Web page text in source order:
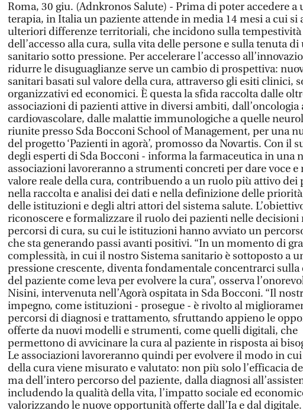
Roma, 30 giu. (Adnkronos Salute) - Prima di poter accedere a
terapia, in Italia un paziente attende in media 14 mesi a cui si
ulteriori differenze territoriali, che incidono sulla tempestività
dell’accesso alla cura, sulla vita delle persone e sulla tenuta di
sanitario sotto pressione. Per accelerare l’accesso
ridurre le disuguaglianze serve un cambio di prospettiva:
sanitari basati sul valore della cura, attraverso gli esiti clinici,
organizzativi ed economici. È questa la sfida raccolta dalle
associazioni di pazienti attive in diversi ambiti, dall’oncologia
cardiovascolare, dalle malattie immunologiche a quelle
riunite presso Sda Bocconi School of Management, per una
del progetto ‘Pazienti in agorà’, promosso da Novartis. Con il
degli esperti di Sda Bocconi - informa la farmaceutica in una
associazioni lavoreranno a strumenti concreti per dare voce e
valore reale della cura, contribuendo a un ruolo più attivo dei
nella raccolta e analisi dei dati e nella definizione delle
delle istituzioni e degli altri attori del sistema salute.
riconoscere e formalizzare il ruolo dei pazienti nelle decisioni
percorsi di cura, su cui le istituzioni hanno avviato un
che sta generando passi avanti positivi. “In un momento di
complessità, in cui il nostro Sistema sanitario è sottoposto a
pressione crescente, diventa fondamentale concentrarci
del paziente come leva per evolvere la cura”, osserva
Nisini, intervenuta nell’Agorà ospitata in Sda Bocconi. “Il
impegno, come istituzioni - prosegue - è rivolto al
percorsi di diagnosi e trattamento, sfruttando appieno le
offerte da nuovi modelli e strumenti, come quelli digitali, che
permettono di avvicinare la cura al paziente in risposta ai
Le associazioni lavoreranno quindi per evolvere il modo in
della cura viene misurato e valutato: non più solo l’efficacia
ma dell’intero percorso del paziente, dalla diagnosi
includendo la qualità della vita, l’impatto sociale ed
valorizzando le nuove opportunità offerte dall’Ia e dal